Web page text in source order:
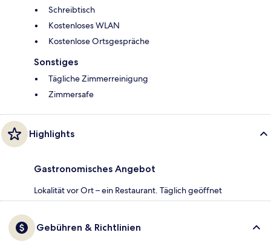
Schreibtisch
Kostenloses WLAN
Kostenlose Ortsgespräche
Sonstiges
Tägliche Zimmerreinigung
Zimmersafe
Highlights
Gastronomisches Angebot
Lokalität vor Ort – ein Restaurant. Täglich geöffnet
Gebühren & Richtlinien